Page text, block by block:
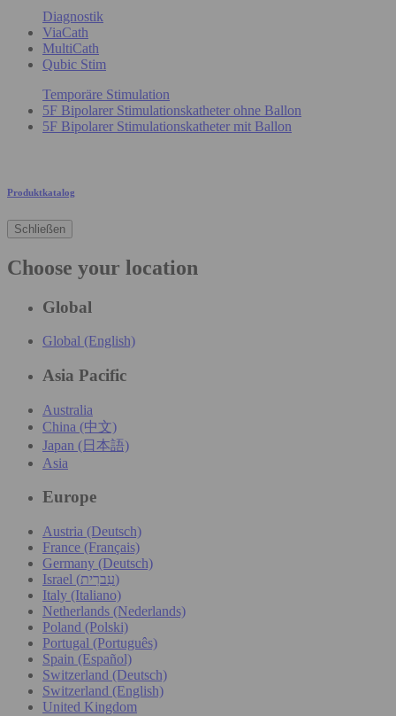
Diagnostik
ViaCath
MultiCath
Qubic Stim
Temporäre Stimulation
5F Bipolarer Stimulationskatheter ohne Ballon
5F Bipolarer Stimulationskatheter mit Ballon
Produktkatalog
Schließen
Choose your location
Global
Global (English)
Asia Pacific
Australia
China (中文)
Japan (日本語)
Asia
Europe
Austria (Deutsch)
France (Français)
Germany (Deutsch)
Israel (עִברִית)
Italy (Italiano)
Netherlands (Nederlands)
Poland (Polski)
Portugal (Português)
Spain (Español)
Switzerland (Deutsch)
Switzerland (English)
United Kingdom